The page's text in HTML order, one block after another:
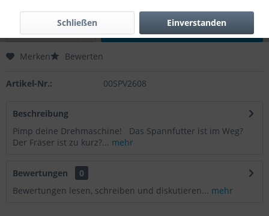
Warenkorb
Merken Bewerten
Artikel-Nr.: 00SPV2608
Beschreibung
Pimp deine Drehmaschine! Das Spannfutter ist im Weg?
Der Fräser ist zu kurz?... mehr
Bewertungen
0
Bewertungen lesen, schreiben und diskutieren... mehr
Einverstanden
Schließen